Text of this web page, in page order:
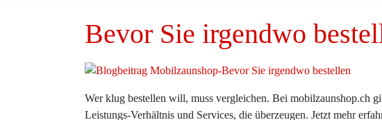
Bevor Sie irgendwo
Wer klug bestellen will, muss vergleichen. Bei mobilzaunshop.ch
Leistungs-Verhältnis und Services, die überzeugen. Jetzt mehr